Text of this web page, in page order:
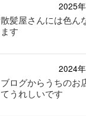
2025
散髪屋さんには色ん
ます
2024
ブログからうちのお
てうれしいです